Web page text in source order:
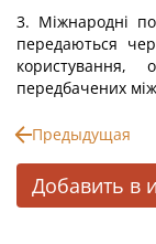
3. Міжнародні
передаються
користування,
передбачених
Предыдущая
Добавить в